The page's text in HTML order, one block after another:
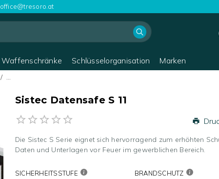
office@tresoro.at
Waffenschränke Schlüsselorganisation Marken
/ …
Sistec Datensafe S 11
Die Sistec S Serie eignet sich hervorragend zum erhöhten
Daten und Unterlagen vor Feuer im gewerblichen Bereich.
SICHERHEITSSTUFE
BRANDSCHUTZ